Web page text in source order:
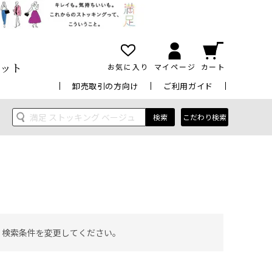
ト お気に入り マイページ カート
卸売取引の方向け ご利用ガイド
検索 こだわり検索
索条件を変更してください。